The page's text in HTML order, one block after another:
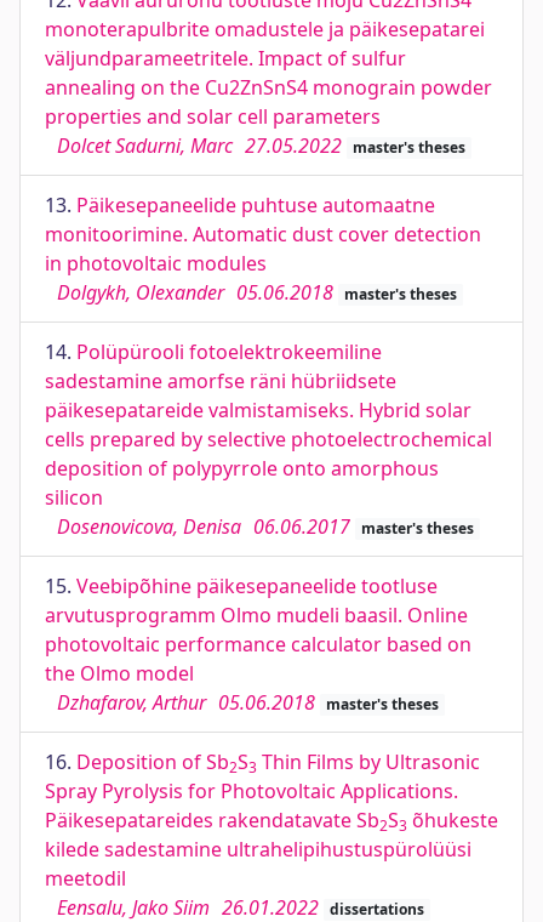
monoterapulbrite omadustele ja päikesepatarei
väljundparameetritele. Impact of sulfur
annealing on the Cu2ZnSnS4 monograin powder
properties and solar cell parameters
Dolcet Sadurni, Marc 27.05.2022 master's theses
13. Päikesepaneelide puhtuse automaatne
monitoorimine. Automatic dust cover detection
in photovoltaic modules
Dolgykh, Olexander 05.06.2018 master's theses
14. Polüpürooli fotoelektrokeemiline
sadestamine amorfse räni hübriidsete
päikesepatareide valmistamiseks. Hybrid solar
cells prepared by selective photoelectrochemical
deposition of polypyrrole onto amorphous
silicon
Dosenovicova, Denisa 06.06.2017 master's theses
15. Veebipõhine päikesepaneelide tootluse
arvutusprogramm Olmo mudeli baasil. Online
photovoltaic performance calculator based on
the Olmo model
Dzhafarov, Arthur 05.06.2018 master's theses
16. Deposition of Sb2S3 Thin Films by Ultrasonic
Spray Pyrolysis for Photovoltaic Applications.
Päikesepatareides rakendatavate Sb2S3 õhukeste
kilede sadestamine ultrahelipihustuspürolüüsi
meetodil
Eensalu, Jako Siim 26.01.2022 dissertations